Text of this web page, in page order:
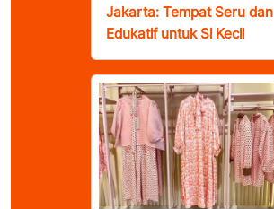
Jakarta: Tempat Seru dan
Edukatif untuk Si Kecil